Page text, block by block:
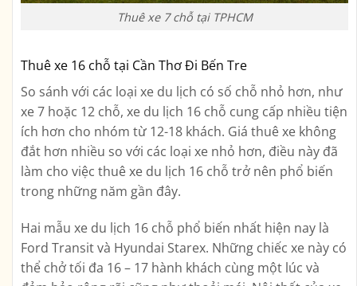
Thuê xe 7 chỗ tại TPHCM
Thuê xe 16 chỗ tại Cần Thơ Đi Bến Tre
So sánh với các loại xe du lịch có số chỗ nhỏ hơn, như
xe 7 hoặc 12 chỗ, xe du lịch 16 chỗ cung cấp nhiều tiện
ích hơn cho nhóm từ 12-18 khách. Giá thuê xe không
đắt hơn nhiều so với các loại xe nhỏ hơn, điều này đã
làm cho việc thuê xe du lịch 16 chỗ trở nên phổ biến
trong những năm gần đây.
Hai mẫu xe du lịch 16 chỗ phổ biến nhất hiện nay là
Ford Transit và Hyundai Starex. Những chiếc xe này có
thể chở tối đa 16 – 17 hành khách cùng một lúc và